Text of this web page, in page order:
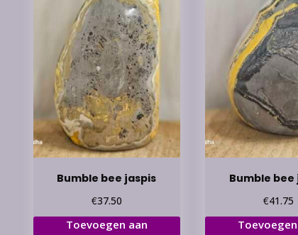
Bumble bee jaspis
€37.50
Toevoegen aan
Bumble bee
€41.75